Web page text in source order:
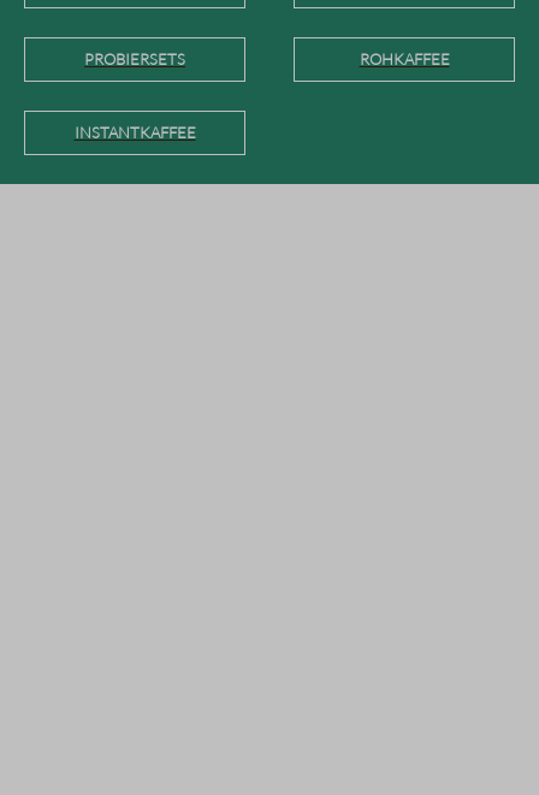
PROBIERSETS ROHKAFFEE
INSTANTKAFFEE